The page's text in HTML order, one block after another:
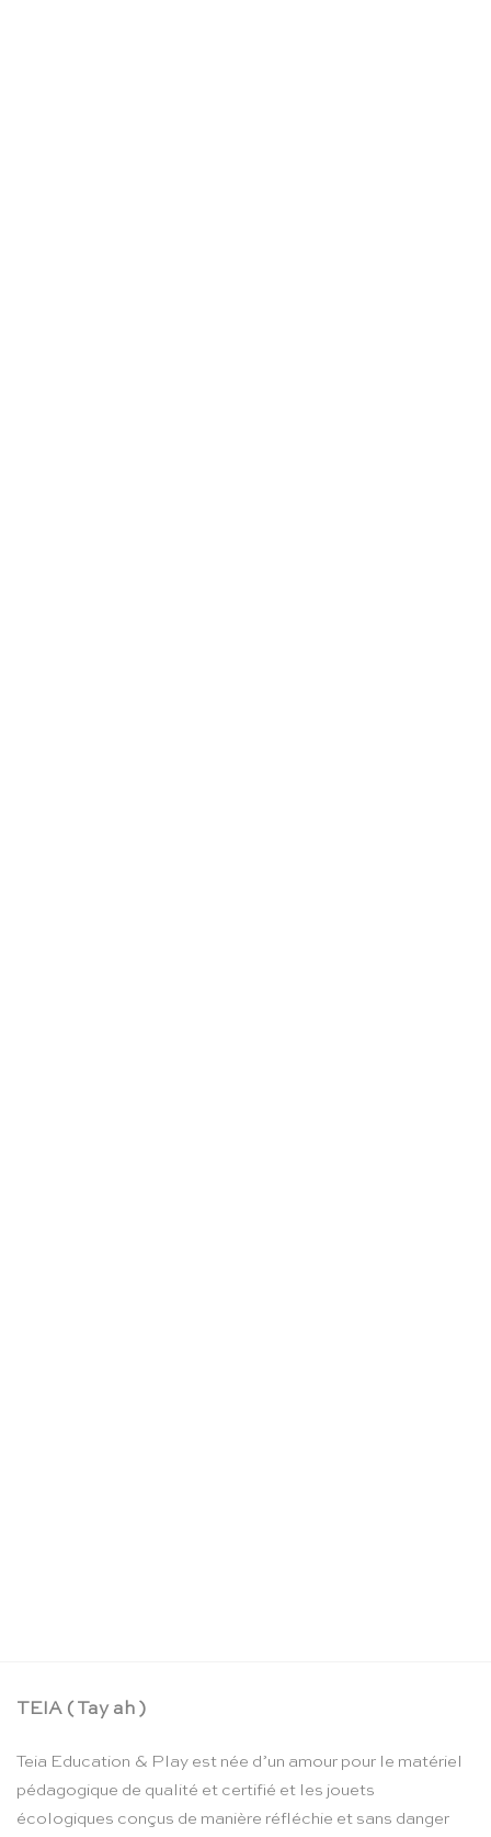
TEIA ( Tay ah )
Teia Education & Play est née d’un amour pour le matériel
pédagogique de qualité et certifié et les jouets
écologiques conçus de manière réfléchie et sans danger